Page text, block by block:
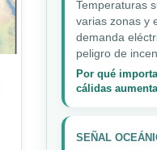
Temperaturas
varias zonas y
demanda
peligro de
Por qué
cálidas
SEÑAL